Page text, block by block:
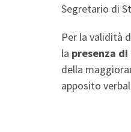
Segretario di
Per la validità
la presenza
della
apposito